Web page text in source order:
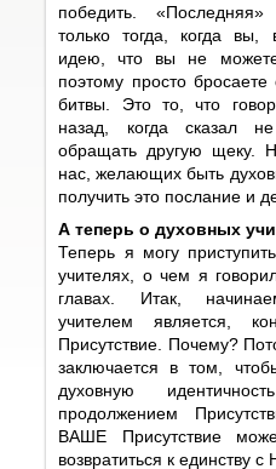
победить.
только тогда, когда вы,
идею, что вы не
поэтому просто
битвы. Это то, что
назад, когда сказал
обращать другую щеку.
нас, желающих быть
получить это послание и
А теперь о духовных
Теперь я могу
учителях, о чем я
главах. Итак,
учителем является,
Присутствие. Почему?
заключается в том,
духовную
продолжением
ВАШЕ Присутствие
возвратиться к единству с